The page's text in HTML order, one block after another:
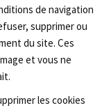
de navigation
supprimer ou
du site. Ces
et vous ne
les cookies